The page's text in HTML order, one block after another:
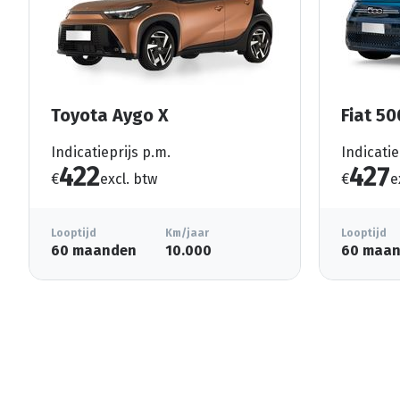
Toyota Aygo X
Indicatieprijs p.m.
€422excl. btw
Looptijd
60 maanden
Km/jaar
10.000
Fiat
€427
Looptijd
60